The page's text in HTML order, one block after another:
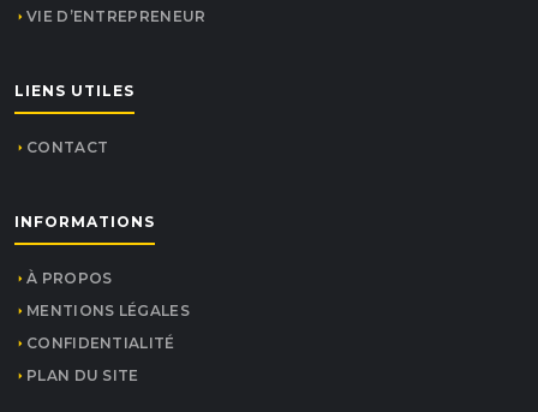
VIE D’ENTREPRENEUR
LIENS UTILES
CONTACT
INFORMATIONS
À PROPOS
MENTIONS LÉGALES
CONFIDENTIALITÉ
PLAN DU SITE